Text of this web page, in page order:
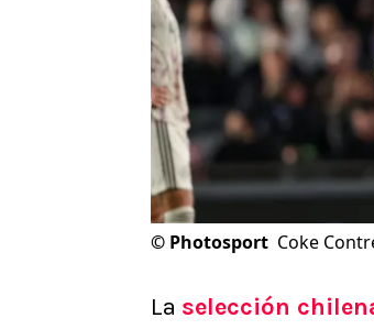
© Photosport Coke
La selección